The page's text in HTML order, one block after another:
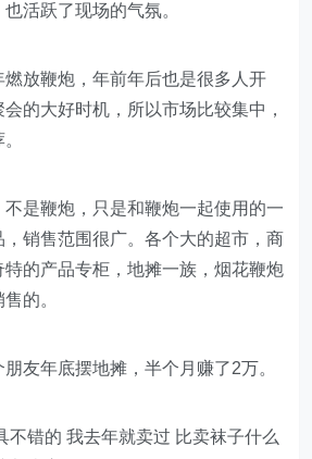
活跃了现场的气氛。
放鞭炮，年前年后也是很多人开
的大好时机，所以市场比较集中，
是鞭炮，只是和鞭炮一起使用的一
销售范围很广。各个大的超市，商
特的产品专柜，地摊一族，烟花鞭炮
的。
友年底摆地摊，半个月赚了2万。
不错的 我去年就卖过 比卖袜子什么